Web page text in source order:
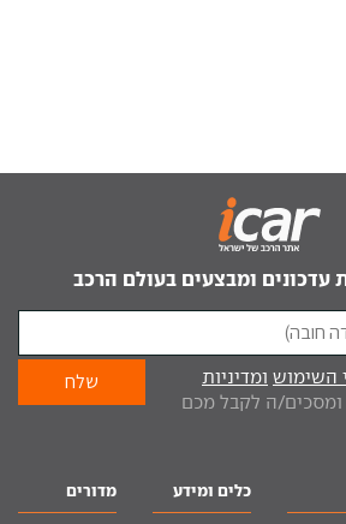
עדכונים ומבצעים בעולם הרכב
השימוש ומדיניות
של iCar ומסכים/ה לקבל מכם
כלים ומידע מדורים